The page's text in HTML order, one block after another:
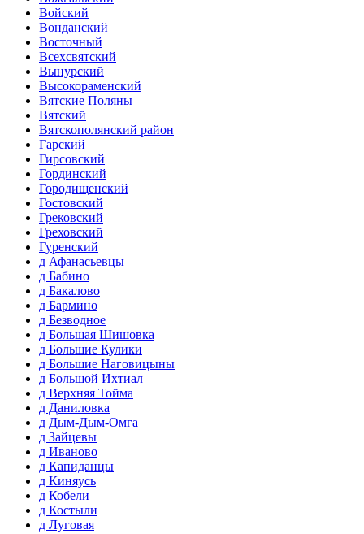
Войский
Вонданский
Восточный
Всехсвятский
Вынурский
Высокораменский
Вятские Поляны
Вятский
Вятскополянский район
Гарский
Гирсовский
Гординский
Городищенский
Гостовский
Грековский
Греховский
Гуренский
д Афанасьевцы
д Бабино
д Бакалово
д Бармино
д Безводное
д Большая Шишовка
д Большие Кулики
д Большие Наговицыны
д Большой Ихтиал
д Верхняя Тойма
д Даниловка
д Дым-Дым-Омга
д Зайцевы
д Иваново
д Капиданцы
д Киняусь
д Кобели
д Костыли
д Луговая